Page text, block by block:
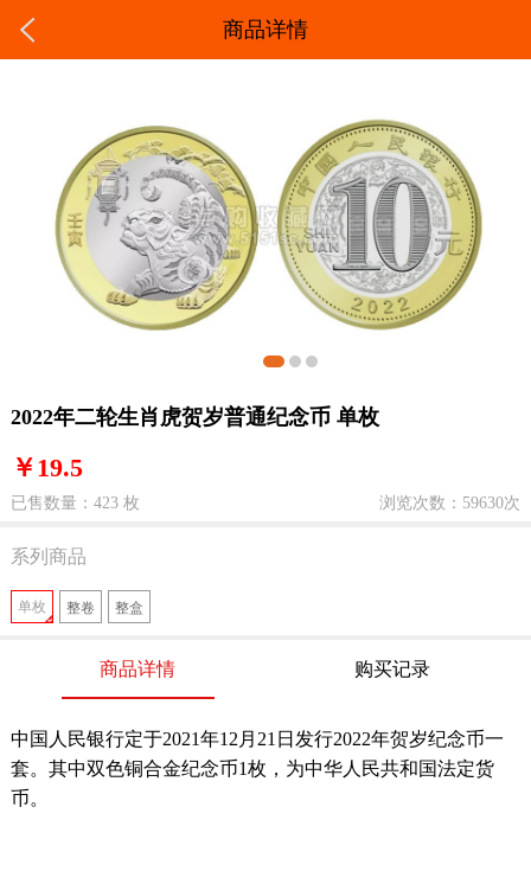
商品详情
2022年二轮生肖虎贺岁普通纪念币 单枚
￥19.5
已售数量：423 枚 浏览次数：59630次
系列商品
单枚 整卷 整盒
商品详情 购买记录
中国人民银行定于2021年12月21日发行2022年贺岁纪念币一
套。其中双色铜合金纪念币1枚，为中华人民共和国法定货
币。